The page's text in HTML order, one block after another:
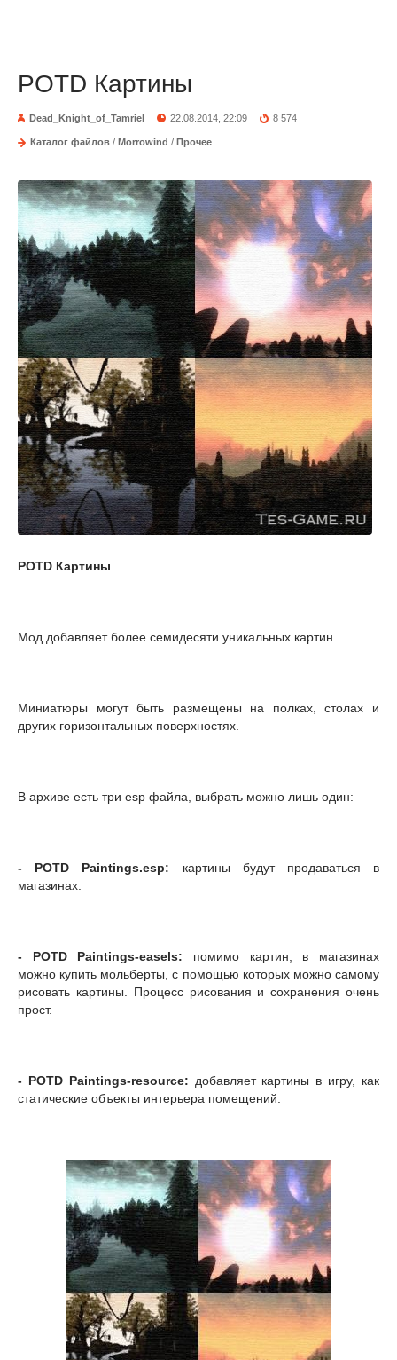
POTD Картины
Dead_Knight_of_Tamriel 22.08.2014, 22:09 8 574
Каталог файлов / Morrowind / Прочее
POTD Картины
Мод добавляет более семидесяти уникальных картин.
Миниатюры могут быть размещены на полках, столах и
других горизонтальных поверхностях.
В архиве есть три esp файла, выбрать можно лишь один:
- POTD Paintings.esp: картины будут продаваться в
магазинах.
- POTD Paintings-easels: помимо картин, в магазинах
можно купить мольберты, с помощью которых можно самому
рисовать картины. Процесс рисования и сохранения очень
прост.
- POTD Paintings-resource: добавляет картины в игру, как
статические объекты интерьера помещений.